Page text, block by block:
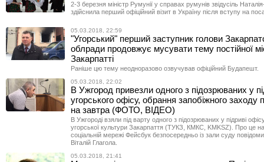
2-3 березня міністр Румунії у справах румунів звідусіль
здійснила перший офіційний візит в Україну після вступу на
05.03.2018, 22:59
"Угорський" перший заступник голови
облради продовжує мусувати тему постійної
Закарпатті
Раніше цю тему неодноразово озвучував офіційний Будапешт.
05.03.2018, 22:02
В Ужгород привезли одного з підозрюваних у
угорського офісу, обрання запобіжного заходу
на завтра (ФОТО, ВІДЕО)
В Ужгороді взяли під варту одного з підозрюваних у підриві
угорської культури Закарпаття (ТУКЗ, КМКС, KMKSZ). Про це на
соціальній мережі Фейсбук безпосередньо із зали суду
Віталій Глагола.
05.03.2018, 21:41